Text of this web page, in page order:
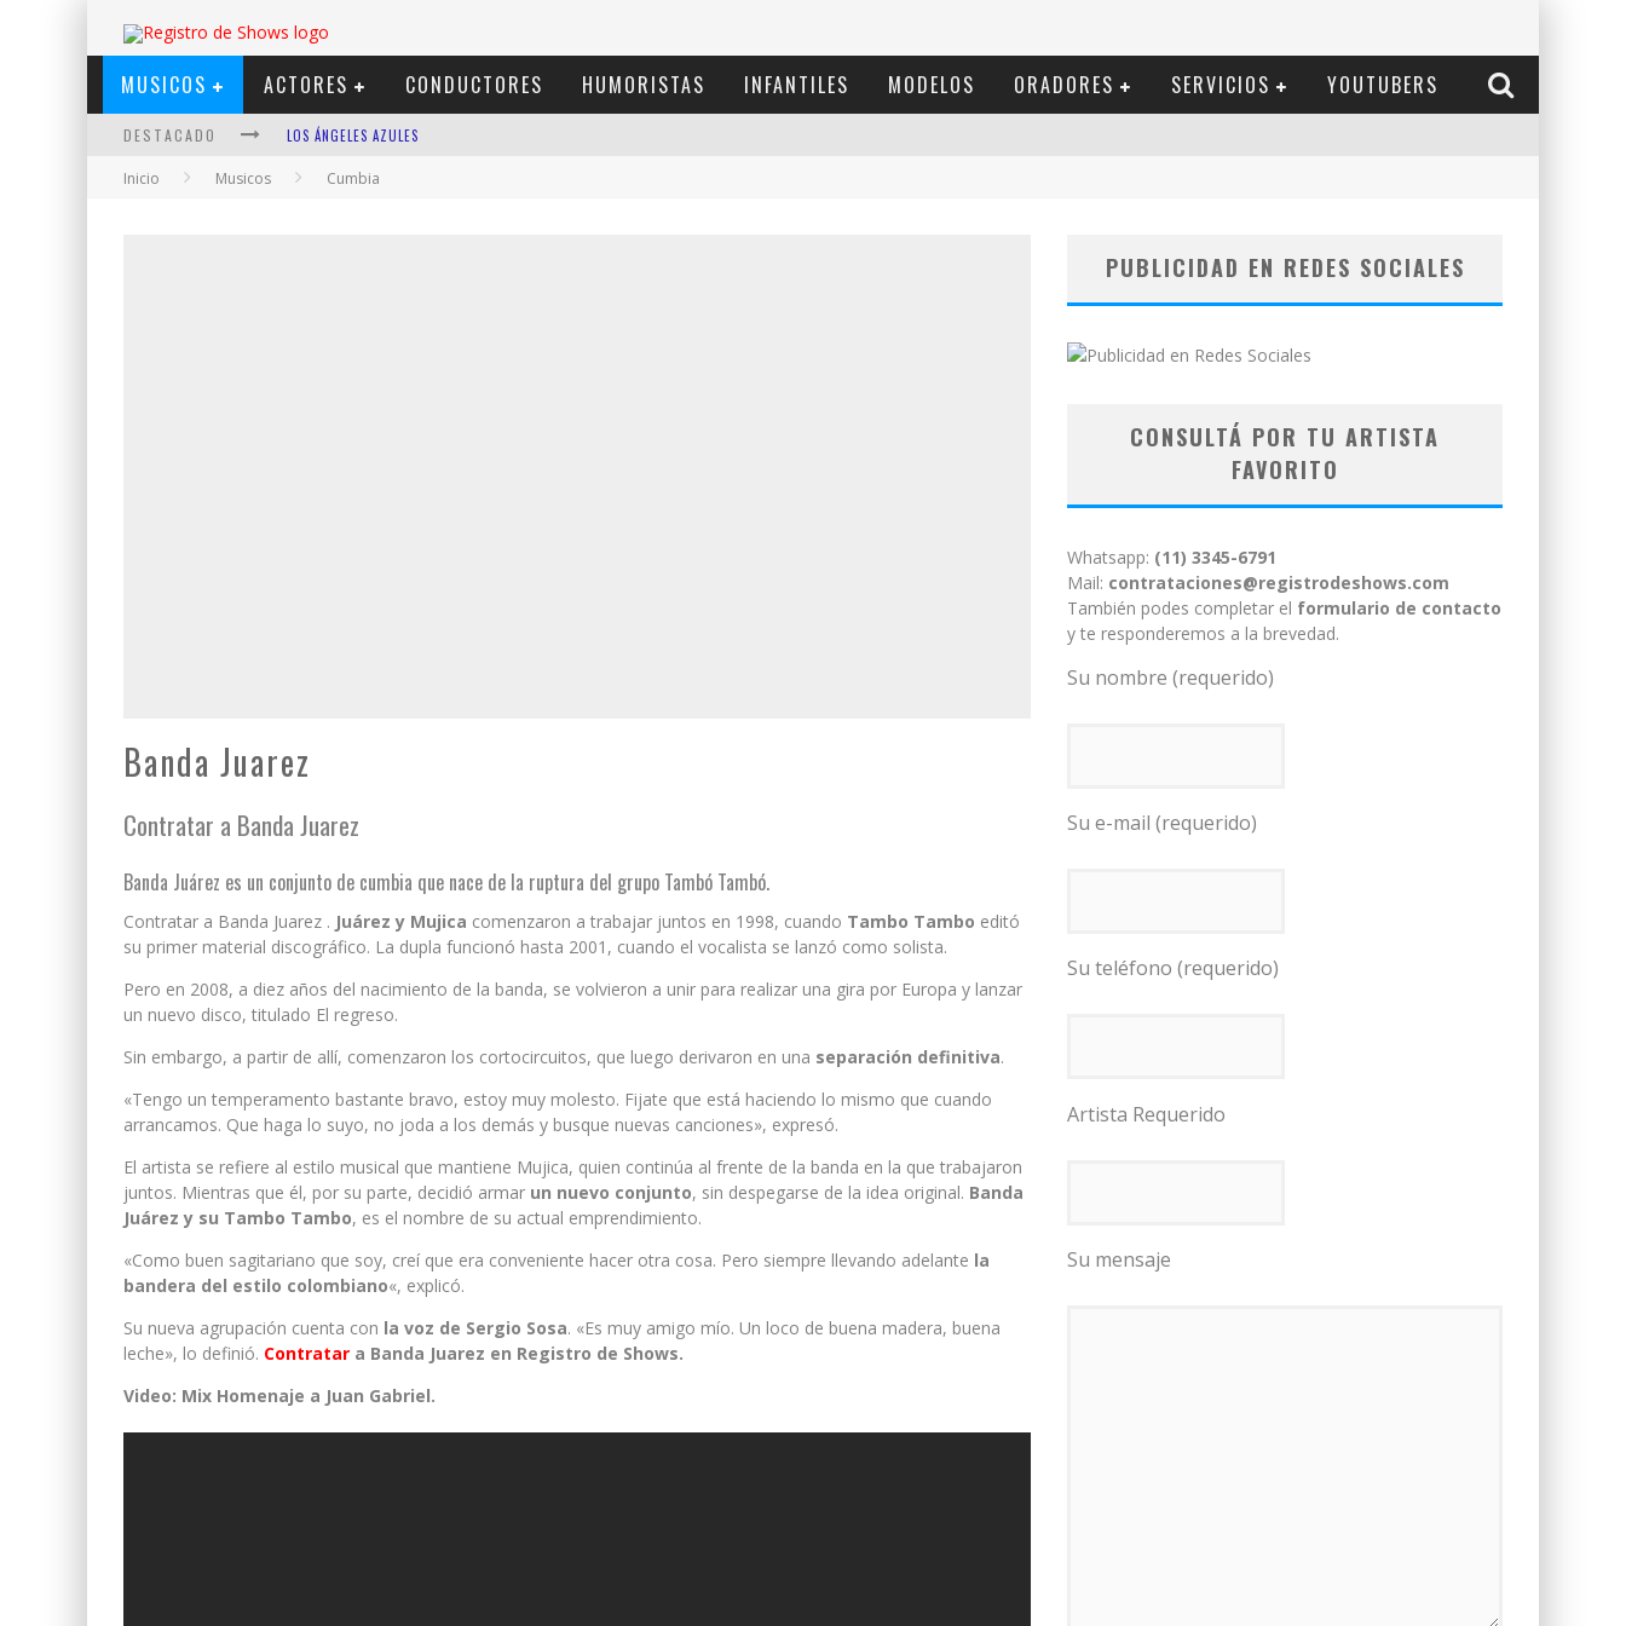
MUSICOS ACTORES CONDUCTORES HUMORISTAS INFANTILES MODELOS ORADORES SERVICIOS YOUTUBERS
DESTACADO LOS ÁNGELES AZULES
SHOWS VIA STREAMING
Inicio Musicos Cumbia
Banda Juarez
Contratar a Banda Juarez
Banda Juárez es un conjunto de cumbia que nace de la ruptura del grupo Tambó Tambó.
Contratar a Banda Juarez . Juárez y Mujica comenzaron a trabajar juntos en 1998, cuando Tambo Tambo editó
su primer material discográfico. La dupla funcionó hasta 2001, cuando el vocalista se lanzó como solista.
Pero en 2008, a diez años del nacimiento de la banda, se volvieron a unir para realizar una gira por Europa y lanzar
un nuevo disco, titulado El regreso.
Sin embargo, a partir de allí, comenzaron los cortocircuitos, que luego derivaron en una separación definitiva.
«Tengo un temperamento bastante bravo, estoy muy molesto. Fijate que está haciendo lo mismo que cuando
arrancamos. Que haga lo suyo, no joda a los demás y busque nuevas canciones», expresó.
El artista se refiere al estilo musical que mantiene Mujica, quien continúa al frente de la banda en la que trabajaron
juntos. Mientras que él, por su parte, decidió armar un nuevo conjunto, sin despegarse de la idea original. Banda
Juárez y su Tambo Tambo, es el nombre de su actual emprendimiento.
«Como buen sagitariano que soy, creí que era conveniente hacer otra cosa. Pero siempre llevando adelante la
bandera del estilo colombiano«, explicó.
Su nueva agrupación cuenta con la voz de Sergio Sosa. «Es muy amigo mío. Un loco de buena madera, buena
leche», lo definió. Contratar a Banda Juarez en Registro de Shows.
Video: Mix Homenaje a Juan Gabriel.
PUBLICIDAD EN REDES SOCIALES
CONSULTÁ POR TU ARTISTA
FAVORITO
Whatsapp: (11) 3345-6791
Mail: contrataciones@registrodeshows.com
También podes completar el formulario de contacto
y te responderemos a la brevedad.
Su nombre (requerido)
Su e-mail (requerido)
Su teléfono (requerido)
Artista Requerido
Su mensaje